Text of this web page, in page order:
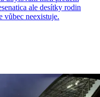
ale desítky rodin
vůbec neexistuje.